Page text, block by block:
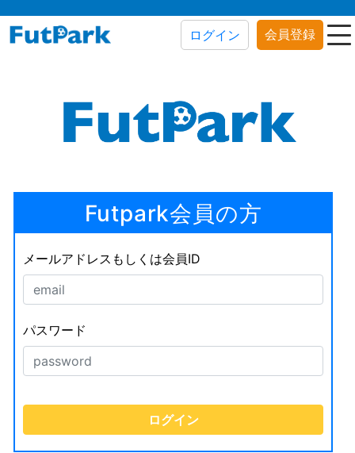
ログイン 会員登録
Futpark会員の方
メールアドレスもしくは会員ID
パスワード